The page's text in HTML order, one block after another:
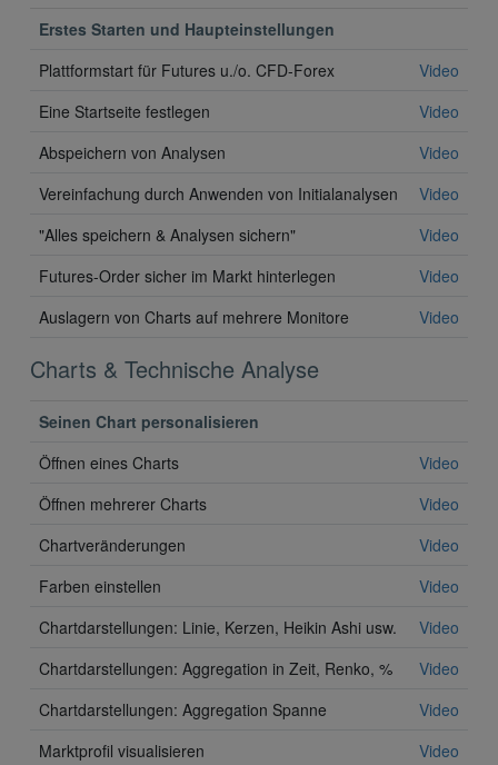
Erstes Starten und Haupteinstellungen
Plattformstart für Futures u./o. CFD-Forex
Video
Eine Startseite festlegen
Video
Abspeichern von Analysen
Video
Vereinfachung durch Anwenden von Initialanalysen
Video
"Alles speichern & Analysen sichern"
Video
Futures-Order sicher im Markt hinterlegen
Video
Auslagern von Charts auf mehrere Monitore
Video
Charts & Technische Analyse
Seinen Chart personalisieren
Öffnen eines Charts
Video
Öffnen mehrerer Charts
Video
Chartveränderungen
Video
Farben einstellen
Video
Chartdarstellungen: Linie, Kerzen, Heikin Ashi usw.
Video
Chartdarstellungen: Aggregation in Zeit, Renko, %
Video
Chartdarstellungen: Aggregation Spanne
Video
Marktprofil visualisieren
Video